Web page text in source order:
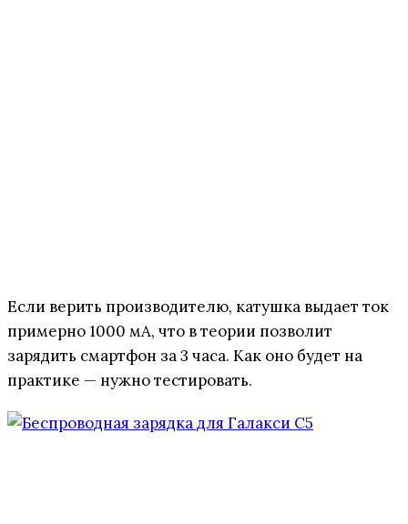
Если верить производителю, катушка выдает ток
примерно 1000 мА, что в теории позволит
зарядить смартфон за 3 часа. Как оно будет на
практике — нужно тестировать.